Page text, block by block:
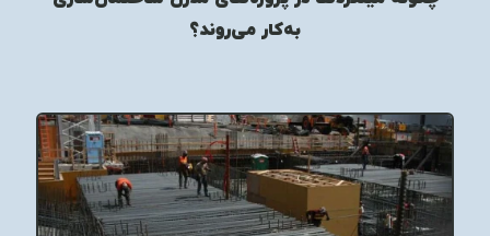
به‌کار می‌روند؟